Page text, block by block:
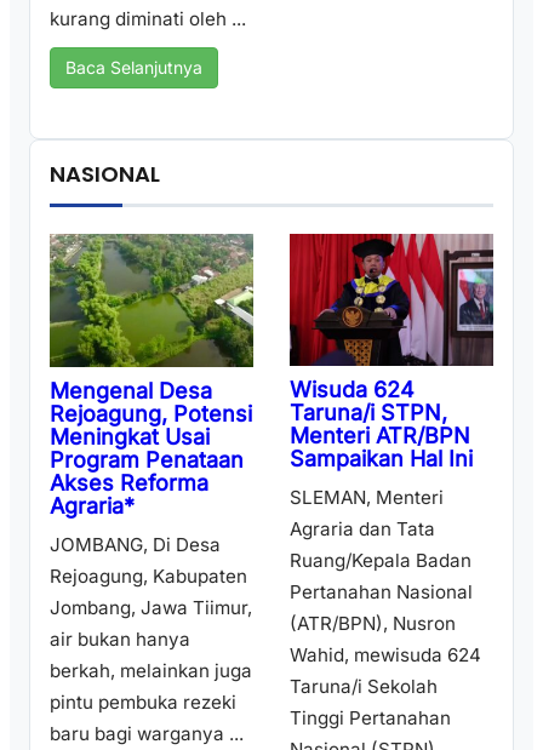
kurang diminati oleh ...
Baca Selanjutnya
NASIONAL
Mengenal Desa
Rejoagung, Potensi
Meningkat Usai
Program Penataan
Akses Reforma
Agraria*
JOMBANG, Di Desa
Rejoagung, Kabupaten
Jombang, Jawa Tiimur,
air bukan hanya
berkah, melainkan juga
pintu pembuka rezeki
baru bagi warganya ...
Wisuda 624
Taruna/i STPN,
Menteri ATR/BPN
Sampaikan Hal Ini
SLEMAN, Menteri
Agraria dan Tata
Ruang/Kepala Badan
Pertanahan Nasional
(ATR/BPN), Nusron
Wahid, mewisuda 624
Taruna/i Sekolah
Tinggi Pertanahan